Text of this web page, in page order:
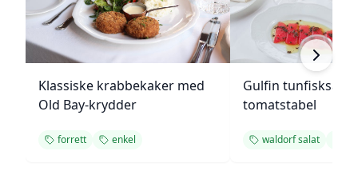
Klassiske krabbekaker med
Old Bay-krydder
forrett enkel
Gulfin tunfisksalat
tomatstabel
waldorf salat